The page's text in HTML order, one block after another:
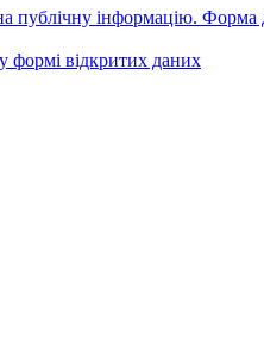
публічну інформацію. Форма
формі відкритих даних